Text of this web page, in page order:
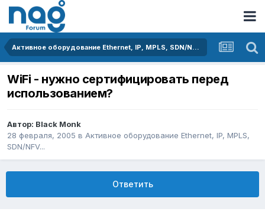
Активное оборудование Ethernet, IP, MPLS, SDN/NFV...
WiFi - нужно сертифицировать перед
использованием?
Автор: Black Monk
28 февраля, 2005 в Активное оборудование Ethernet, IP, MPLS,
SDN/NFV...
Ответить